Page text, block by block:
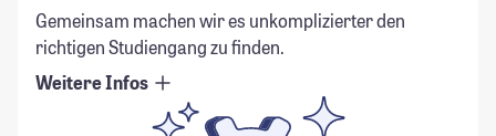
Gemeinsam machen wir es unkomplizierter den
richtigen Studiengang zu finden.
Weitere Infos